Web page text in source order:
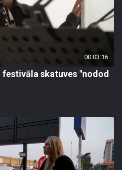
00:03:16
skatuves "nodod